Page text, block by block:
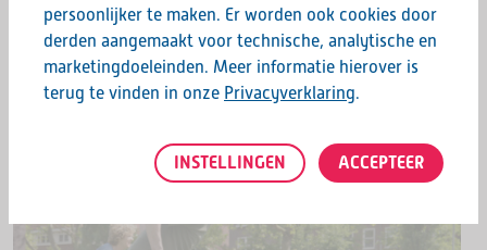
Beweegweek. Tijdens deze landelijke week
openen sportclubs, buurthuizen,
welzijnsorganisaties en andere lokale partijen hun
deuren voor ouderen. Overal in…
LEES MEER
persoonlijker te maken. Er worden ook cookies door
derden aangemaakt voor technische, analytische en
marketingdoeleinden. Meer informatie hierover is
terug te vinden in onze Privacyverklaring.
INSTELLINGEN ACCEPTEER